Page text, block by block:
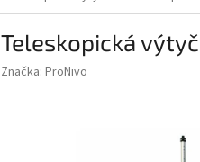
Teleskopická
Značka: ProNivo